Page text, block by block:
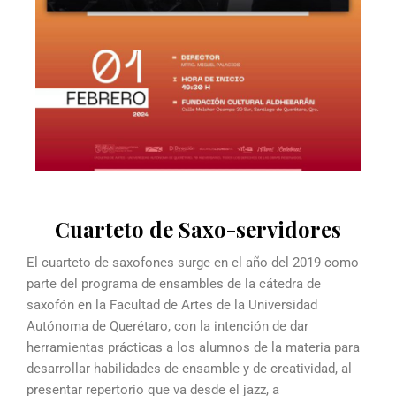
Cuarteto de Saxo-servidores
El cuarteto de saxofones surge en el año del 2019 como
parte del programa de ensambles de la cátedra de
saxofón en la Facultad de Artes de la Universidad
Autónoma de Querétaro, con la intención de dar
herramientas prácticas a los alumnos de la materia para
desarrollar habilidades de ensamble y de creatividad, al
presentar repertorio que va desde el jazz, a